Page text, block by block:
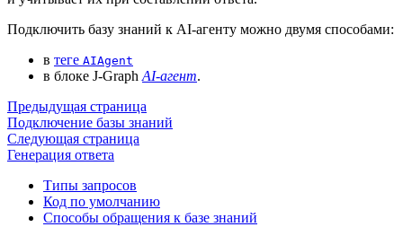
Подключить базу знаний к AI-агенту можно двумя способами:
в теге AIAgent
в блоке J‑Graph AI-агент.
Предыдущая страница
Подключение базы знаний
Следующая страница
Генерация ответа
Типы запросов
Код по умолчанию
Способы обращения к базе знаний